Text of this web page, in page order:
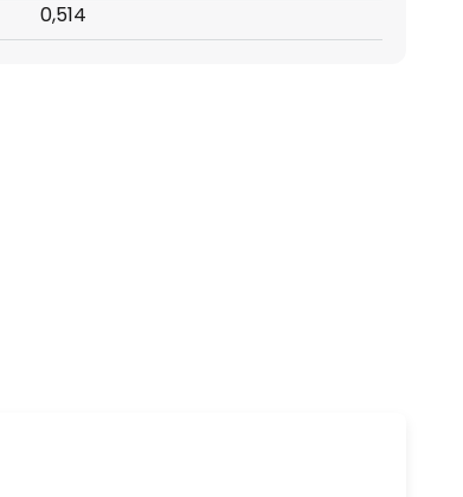
0,514